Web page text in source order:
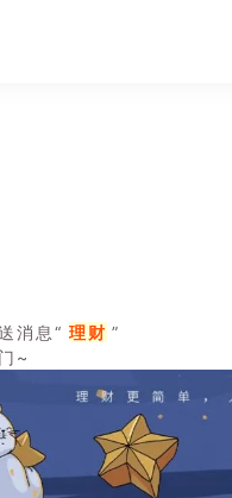
消息“ 理财 ”
~